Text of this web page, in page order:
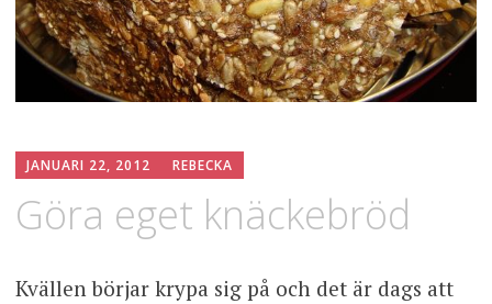
JANUARI 22, 2012 REBECKA
Göra eget knäckebröd
Kvällen börjar krypa sig på och det är dags att